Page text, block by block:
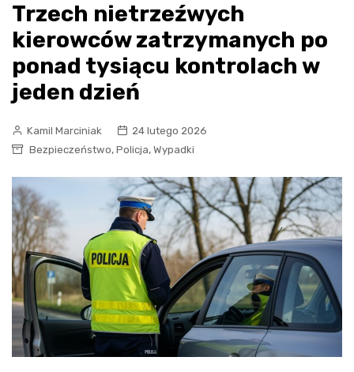
Trzech nietrzeźwych
kierowców zatrzymanych po
ponad tysiącu kontrolach w
jeden dzień
Kamil Marciniak
24 lutego 2026
Bezpieczeństwo, Policja, Wypadki